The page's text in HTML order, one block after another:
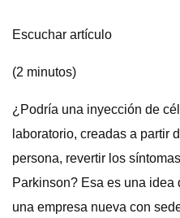
Escuchar artículo
(2 minutos)
¿Podría una inyección de
laboratorio, creadas a partir
persona, revertir los
Parkinson? Esa es una idea
una empresa nueva con